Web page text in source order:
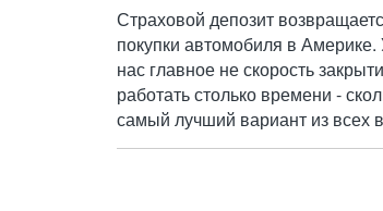
Страховой депозит
покупки автомобиля в
нас главное не скорость
работать столько времени -
самый лучший вариант из всех